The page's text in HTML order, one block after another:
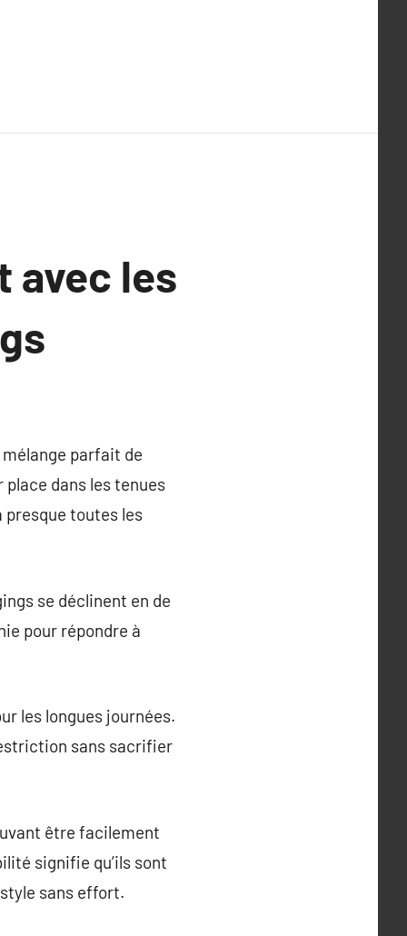
avec les
parfait de
dans les tenues
presque toutes les
se déclinent en de
pour répondre à
les longues journées.
sans sacrifier
être facilement
signifie qu’ils sont
sans effort.